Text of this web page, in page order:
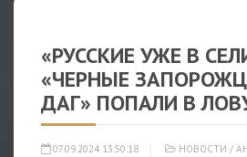
«РУССКИЕ УЖЕ В
«ЧЕРНЫЕ
ДАГ» ПОПАЛИ В
07.09.2024 13:50:18 НОВОСТИ /